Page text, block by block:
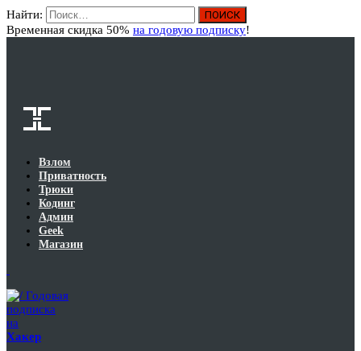
Найти:
Временная скидка 50% на годовую подписку!
Взлом
Приватность
Трюки
Кодинг
Админ
Geek
Магазин
Годовая
подписка
на
Хакер